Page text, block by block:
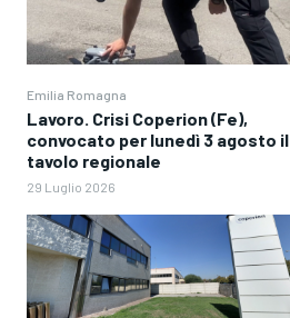
Emilia Romagna
Lavoro. Crisi Coperion (Fe),
convocato per lunedì 3 agosto il
tavolo regionale
29 Luglio 2026